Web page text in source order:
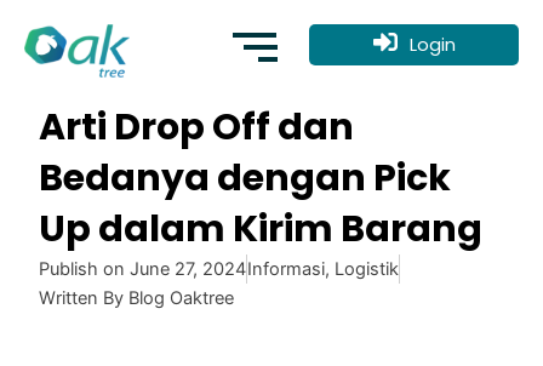
content
Login
Arti Drop Off dan
Bedanya dengan Pick
Up dalam Kirim Barang
Publish on June 27, 2024Informasi, Logistik
Written By Blog Oaktree